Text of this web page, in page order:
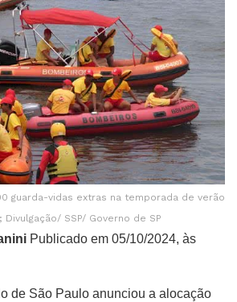
guarda-vidas extras na temporada de verão
Divulgação/ SSP/ Governo de SP
Publicado em 05/10/2024, às
de São Paulo anunciou a alocação